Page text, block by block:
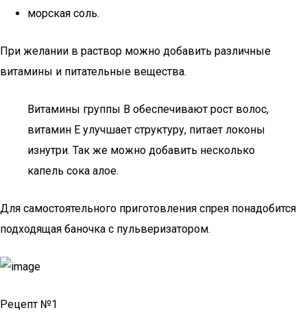
морская соль.
При желании в раствор можно добавить различные
витамины и питательные вещества.
Витамины группы B обеспечивают рост волос,
витамин Е улучшает структуру, питает локоны
изнутри. Так же можно добавить несколько
капель сока алое.
Для самостоятельного приготовления спрея понадобится
подходящая баночка с пульверизатором.
Рецепт №1